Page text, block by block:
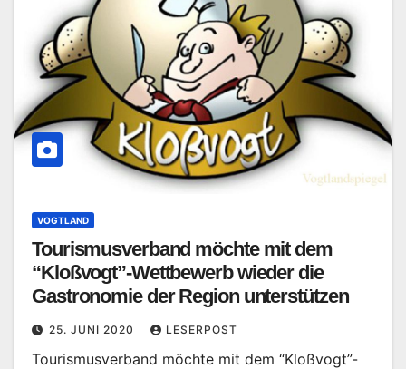
VOGTLAND
Tourismusverband möchte mit dem
“Kloßvogt”-Wettbewerb wieder die
Gastronomie der Region unterstützen
25. JUNI 2020 LESERPOST
Tourismusverband möchte mit dem “Kloßvogt”-